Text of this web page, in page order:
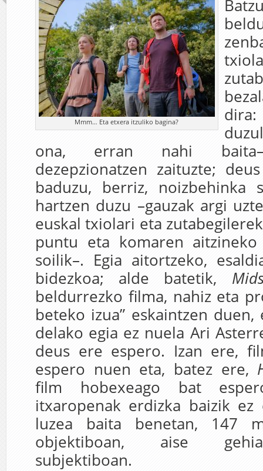
Mmm… Eta etxera itzuliko bagina?
ona, erran nahi
dezepzionatzen zaituzte;
baduzu, berriz, noizbehinka
hartzen duzu –gauzak argi
euskal txiolari eta
puntu eta komaren
soilik–. Egia aitortzeko,
bidezkoa; alde batetik,
beldurrezko filma, nahiz eta
beteko izua” eskaintzen
delako egia ez nuela Ari
deus ere espero. Izan ere,
espero nuen eta, batez ere,
film hobexeago bat
itxaropenak erdizka baizik
luzea baita benetan, 147
objektiboan, aise
subjektiboan.